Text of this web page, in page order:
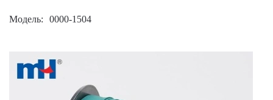
Модель 0000-1504